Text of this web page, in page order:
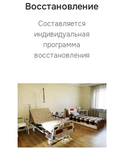
Восстановление
Составляется
индивидуальная
программа
восстановления